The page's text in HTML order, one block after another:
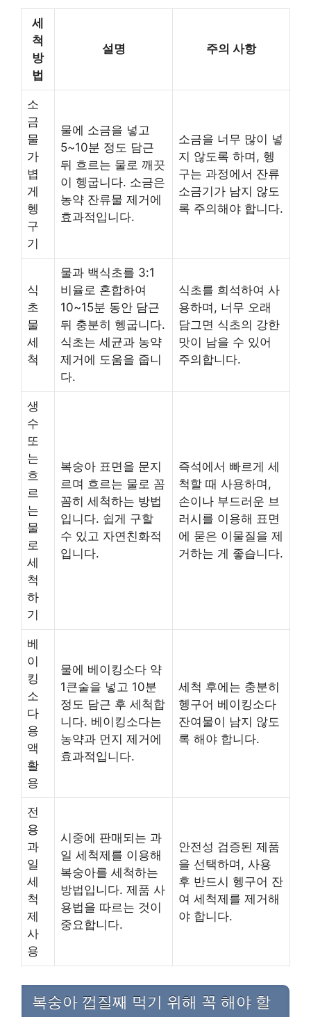
세
척
방
법
설명 주의 사항
소
금
물
가
볍
게
헹
구
기
물에 소금을 넣고
5~10분 정도 담근
뒤 흐르는 물로 깨끗
이 헹굽니다. 소금은
농약 잔류물 제거에
효과적입니다.
소금을 너무 많이 넣
지 않도록 하며, 헹
구는 과정에서 잔류
소금기가 남지 않도
록 주의해야 합니다.
식
초
물
세
척
물과 백식초를 3:1
비율로 혼합하여
10~15분 동안 담근
뒤 충분히 헹굽니다.
식초는 세균과 농약
제거에 도움을 줍니
다.
식초를 희석하여 사
용하며, 너무 오래
담그면 식초의 강한
맛이 남을 수 있어
주의합니다.
생
수
또
는
흐
르
는
물
로
세
척
하
기
복숭아 표면을 문지
르며 흐르는 물로 꼼
꼼히 세척하는 방법
입니다. 쉽게 구할
수 있고 자연친화적
입니다.
즉석에서 빠르게 세
척할 때 사용하며,
손이나 부드러운 브
러시를 이용해 표면
에 묻은 이물질을 제
거하는 게 좋습니다.
베
이
킹
소
다
용
액
활
용
물에 베이킹소다 약
1큰술을 넣고 10분
정도 담근 후 세척합
니다. 베이킹소다는
농약과 먼지 제거에
효과적입니다.
세척 후에는 충분히
헹구어 베이킹소다
잔여물이 남지 않도
록 해야 합니다.
전
용
과
일
세
척
제
사
용
시중에 판매되는 과
일 세척제를 이용해
복숭아를 세척하는
방법입니다. 제품 사
용법을 따르는 것이
중요합니다.
안전성 검증된 제품
을 선택하며, 사용
후 반드시 헹구어 잔
여 세척제를 제거해
야 합니다.
복숭아 껍질째 먹기 위해 꼭 해야 할